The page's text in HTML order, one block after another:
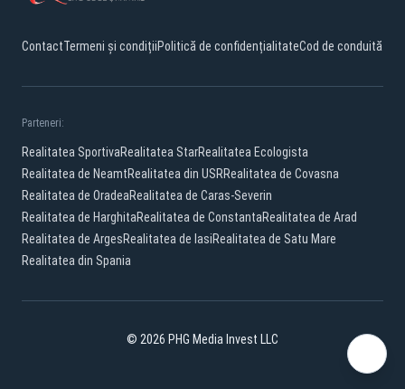
ContactTermeni și condițiiPolitică de confidențialitateCod de conduită
Parteneri:
Realitatea SportivaRealitatea StarRealitatea Ecologista
Realitatea de NeamtRealitatea din USRRealitatea de Covasna
Realitatea de OradeaRealitatea de Caras-Severin
Realitatea de HarghitaRealitatea de ConstantaRealitatea de Arad
Realitatea de ArgesRealitatea de IasiRealitatea de Satu Mare
Realitatea din Spania
© 2026 PHG Media Invest LLC